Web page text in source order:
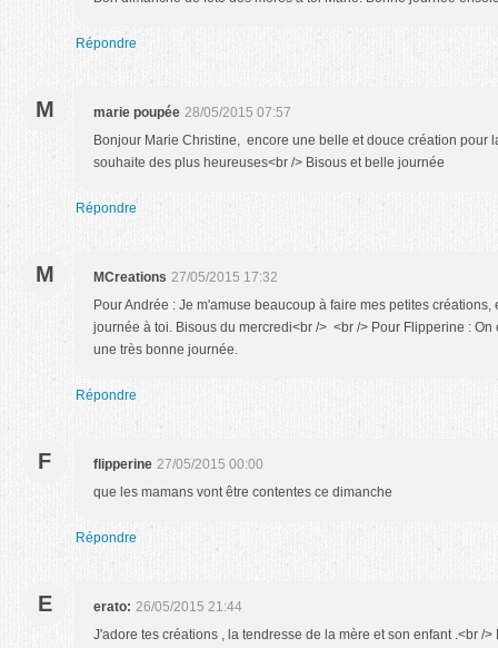
Répondre
M marie poupée 28/05/2015 07:57
Bonjour Marie Christine, encore une belle et douce création pour
souhaite des plus heureuses<br /> Bisous et belle journée
Répondre
M MCreations 27/05/2015 17:32
Pour Andrée : Je m'amuse beaucoup à faire mes petites
journée à toi. Bisous du mercredi<br /> <br /> Pour Flipperine :
une très bonne journée.
Répondre
F flipperine 27/05/2015 00:00
que les mamans vont être contentes ce dimanche
Répondre
E erato: 26/05/2015 21:44
J'adore tes créations , la tendresse de la mère et son enfant .<br /